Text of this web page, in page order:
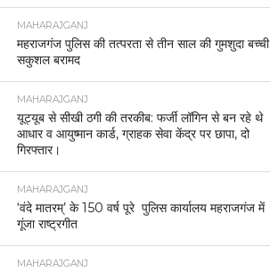
MAHARAJGANJ
महराजगंज पुलिस की तत्परता से तीन साल की गुमशुदा बच्ची
सकुशल बरामद
MAHARAJGANJ
यूट्यूब से सीखी ठगी की तरकीब: फर्जी लॉगिन से बन रहे थे
आधार व आयुष्मान कार्ड, ग्राहक सेवा केंद्र पर छापा, दो
गिरफ्तार।
MAHARAJGANJ
‘वंदे मातरम्’ के 150 वर्ष पूरे पुलिस कार्यालय महराजगंज में
गूंजा राष्ट्रगीत
MAHARAJGANJ